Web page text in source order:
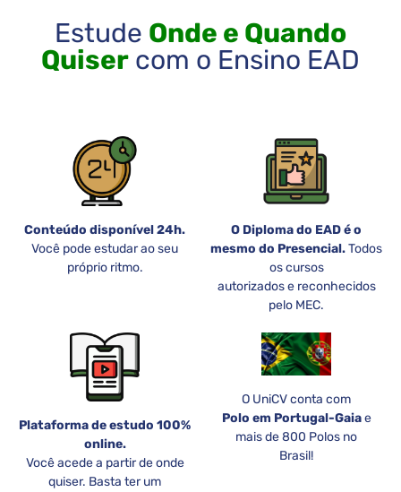
Estude Onde e Quando
Quiser com o Ensino EAD
Conteúdo disponível 24h.
Você pode estudar ao seu
próprio ritmo.
O Diploma do EAD é o
mesmo do Presencial.Todos
os cursos
autorizados e reconhecidos
pelo MEC.
Plataforma de estudo 100%
online.
Você acede a partir de onde
quiser. Basta ter um
O UniCV conta com
Polo em Portugal-Gaiae
mais de 800 Polos no
Brasil!